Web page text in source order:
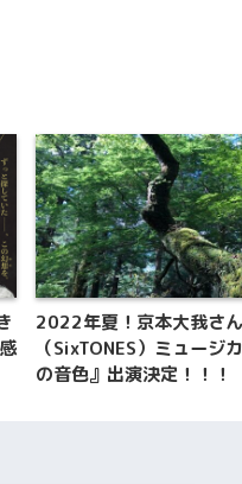
2022年夏！京本大我さん
（SixTONES）ミュージ
の音色』出演決定！！！